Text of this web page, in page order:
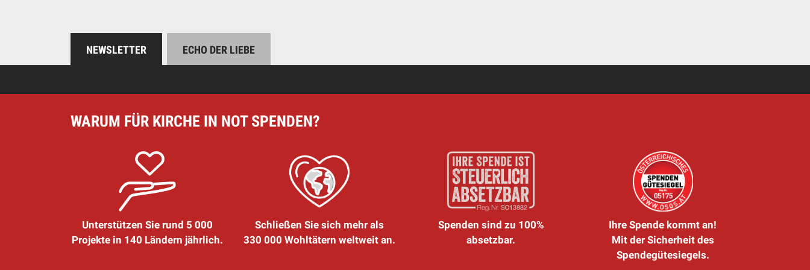
NEWSLETTER ECHO DER LIEBE
WARUM FÜR KIRCHE IN NOT SPENDEN?
Unterstützen Sie rund 5 000
Projekte in 140 Ländern jährlich.
Schließen Sie sich mehr als
330 000 Wohltätern weltweit an.
Spenden sind zu 100%
absetzbar.
Ihre Spende kommt an!
Mit der Sicherheit des
Spendegütesiegels.